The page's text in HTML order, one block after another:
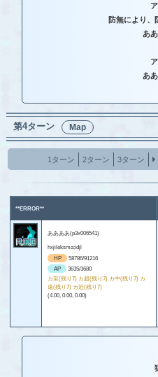
防無により、
あ
あ
第4ターン Map
1ターン 2ターン 3ターン
**ERROR**
ああああ(p3x006541)
hxjileksma;idjl
HP
58786/91216
AP
3635/3680
カ至(残り7) カ超(残り7) カ中(残り7) カ
遠(残り7) カ近(残り7)
(4.00, 0.00, 0.00)